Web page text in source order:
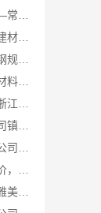
家美装修全屋靠谱，嘉兴家美建材科技有限公司一站式省心
嘉兴美派建材：家装装修环保材料靠谱商家，正品有保障
宁波雅美和居建材科技有限公司镇海家装施工对接渠道
老牌家装改造新房整装，宁波雅美和居建材科技有限公司